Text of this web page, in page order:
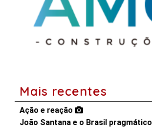
Mais recentes
Ação e reação
João Santana e o Brasil pragmático